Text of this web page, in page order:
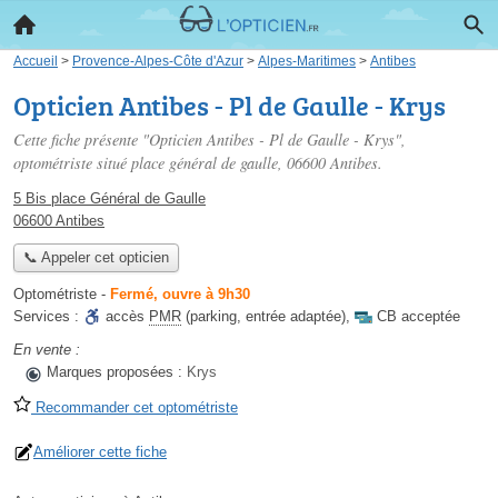
Accueil > Provence-Alpes-Côte d'Azur > Alpes-Maritimes > Antibes
Opticien Antibes - Pl de Gaulle - Krys
Cette fiche présente "Opticien Antibes - Pl de Gaulle - Krys",
optométriste situé place général de gaulle, 06600 Antibes.
5 Bis place Général de Gaulle
06600 Antibes
📞 Appeler cet opticien
Optométriste - Fermé, ouvre à 9h30
Services :
accès PMR (parking, entrée adaptée),
CB acceptée
En vente :
Marques proposées : Krys
Recommander cet optométriste
Améliorer cette fiche